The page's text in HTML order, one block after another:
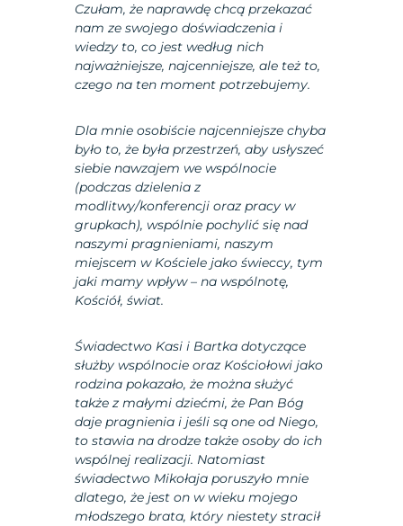
Czułam, że naprawdę chcą przekazać
nam ze swojego doświadczenia i
wiedzy to, co jest według nich
najważniejsze, najcenniejsze, ale też to,
czego na ten moment potrzebujemy.
Dla mnie osobiście najcenniejsze chyba
było to, że była przestrzeń, aby usłyszeć
siebie nawzajem we wspólnocie
(podczas dzielenia z
modlitwy/konferencji oraz pracy w
grupkach), wspólnie pochylić się nad
naszymi pragnieniami, naszym
miejscem w Kościele jako świeccy, tym
jaki mamy wpływ – na wspólnotę,
Kościół, świat.
Świadectwo Kasi i Bartka dotyczące
służby wspólnocie oraz Kościołowi jako
rodzina pokazało, że można służyć
także z małymi dziećmi, że Pan Bóg
daje pragnienia i jeśli są one od Niego,
to stawia na drodze także osoby do ich
wspólnej realizacji. Natomiast
świadectwo Mikołaja poruszyło mnie
dlatego, że jest on w wieku mojego
młodszego brata, który niestety stracił